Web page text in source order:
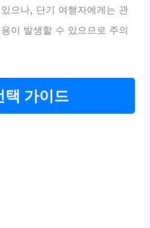
으나, 단기 여행자에게는 관
이 발생할 수 있으므로 주의
택 가이드